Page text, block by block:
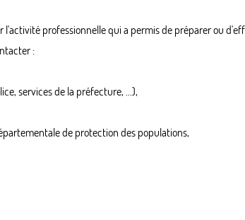
professionnelle qui a permis de préparer ou
:
services de la préfecture, ...),
de protection des populations,